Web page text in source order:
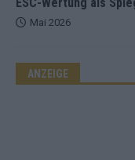
Mai 2026
ANZEIGE